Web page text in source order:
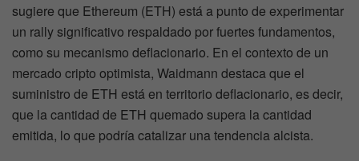
sugiere que Ethereum (ETH) está a punto de experimentar
un rally significativo respaldado por fuertes fundamentos,
como su mecanismo deflacionario. En el contexto de un
mercado cripto optimista, Waidmann destaca que el
suministro de ETH está en territorio deflacionario, es decir,
que la cantidad de ETH quemado supera la cantidad
emitida, lo que podría catalizar una tendencia alcista.